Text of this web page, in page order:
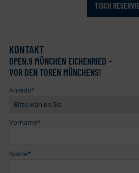
TISCH
KONTAKT
OPEN.9 MÜNCHEN EICHENRIED –
VOR DEN TOREN MÜNCHENS!
Anrede*
Vorname*
Name*